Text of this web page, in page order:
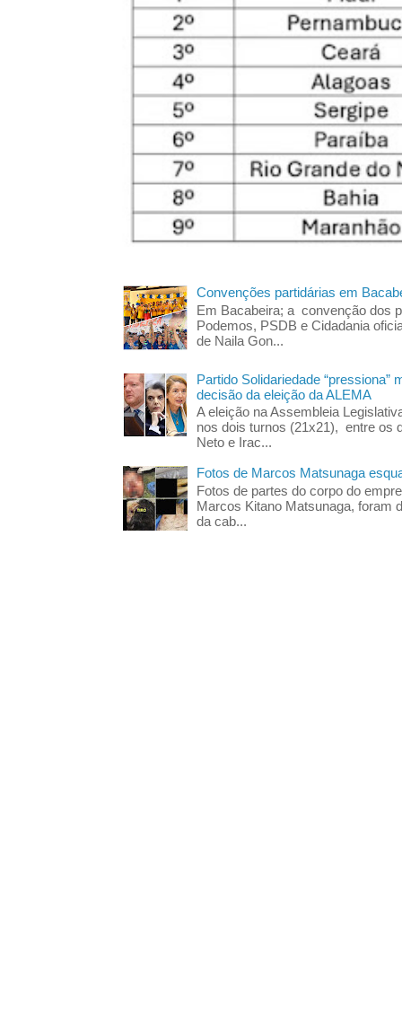
Convenções partidárias em
Em Bacabeira; a convenção dos
Podemos, PSDB e Cidadania
de Naila Gon...
Partido Solidariedade “pressiona”
decisão da eleição da ALEMA
A eleição na Assembleia
nos dois turnos (21x21), entre os
Neto e Irac...
Fotos de Marcos Matsunaga
Fotos de partes do corpo do
Marcos Kitano Matsunaga, foram
da cab...